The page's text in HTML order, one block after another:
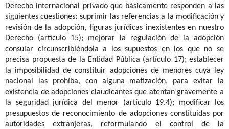
Derecho internacional privado que básicamente responden a las
siguientes cuestiones: suprimir las referencias a la modificación y
revisión de la adopción, figuras jurídicas inexistentes en nuestro
Derecho (artículo 15); mejorar la regulación de la adopción
consular circunscribiéndola a los supuestos en los que no se
precisa propuesta de la Entidad Pública (artículo 17); establecer
la imposibilidad de constituir adopciones de menores cuya ley
nacional las prohíba, con alguna matización, para evitar la
existencia de adopciones claudicantes que atentan gravemente a
la seguridad jurídica del menor (artículo 19.4); modificar los
presupuestos de reconocimiento de adopciones constituidas por
autoridades extranjeras, reformulando el control de la